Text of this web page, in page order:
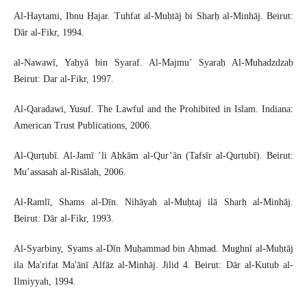
Al-Haytami, Ibnu Ḥajar. Tuhfat al-Muḥtāj bi Sharḥ al-Minhāj. Beirut:
Dār al-Fikr, 1994.
al-Nawawī, Yaḥyā bin Syaraf. Al-Majmu’ Syaraḥ Al-Muhadzdzab
Beirut: Dar al-Fikr, 1997.
Al-Qaradawi, Yusuf. The Lawful and the Prohibited in Islam. Indiana:
American Trust Publications, 2006.
Al-Qurṭubī. Al-Jamī ‘li Aḥkām al-Qur’ān (Tafsīr al-Qurṭubī). Beirut:
Mu’assasah al-Risālah, 2006.
Al-Ramlī, Shams al-Dīn. Nihāyah al-Muḥtaj ilā Sharḥ al-Minhāj.
Beirut: Dār al-Fikr, 1993.
Al-Syarbiny, Syams al-Dīn Muḥammad bin Aḥmad. Mughnī al-Muḥtāj
ila Ma'rifat Ma'ānī Alfāz al-Minhāj. Jilid 4. Beirut: Dār al-Kutub al-
Ilmiyyah, 1994.